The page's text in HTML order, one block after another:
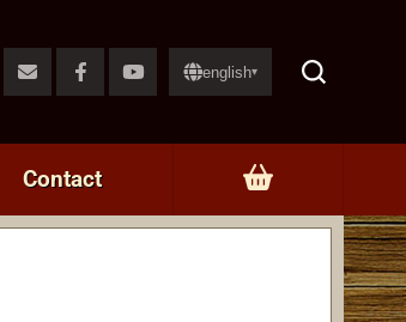
english▾
Contact